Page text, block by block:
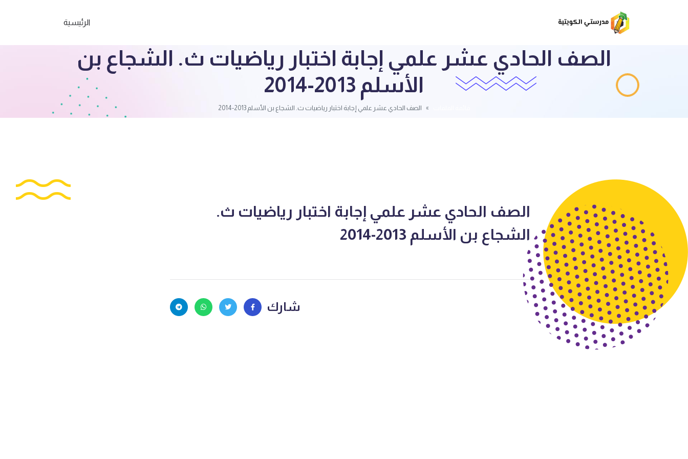
الرئيسية
الصف الحادي عشر علمي إجابة اختبار رياضيات ث. الشجاع بن
الأسلم 2013-2014
الصف الحادي عشر علمي إجابة اختبار رياضيات ث. الشجاع بن الأسلم 2013-2014
الصف الحادي عشر علمي إجابة اختبار رياضيات ث.
الشجاع بن الأسلم 2013-2014
شارك